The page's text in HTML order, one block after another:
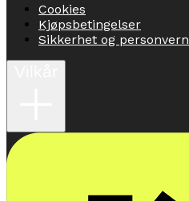
Cookies
Kjøpsbetingelser
Sikkerhet og personvern